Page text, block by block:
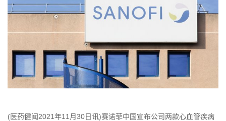
(医药健闻2021年11月30日讯)赛诺菲中国宣布公司两款心血管疾病